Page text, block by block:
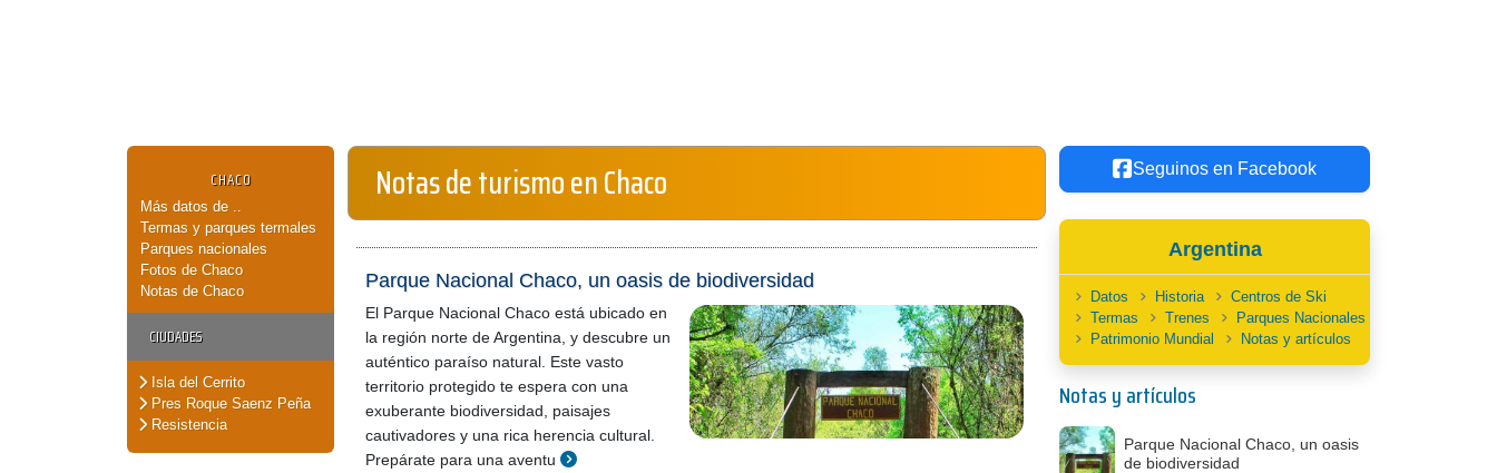
CHACO
Más datos de ..
Termas y parques termales
Parques nacionales
Fotos de Chaco
Notas de Chaco
CIUDADES
Isla del Cerrito
Pres Roque Saenz Peña
Resistencia
Notas de turismo en Chaco
Parque Nacional Chaco, un oasis de biodiversidad
El Parque Nacional Chaco está ubicado en
la región norte de Argentina, y descubre un
auténtico paraíso natural. Este vasto
territorio protegido te espera con una
exuberante biodiversidad, paisajes
cautivadores y una rica herencia cultural.
Prepárate para una aventu
Seguinos en Facebook
Argentina
Datos Historia
Centros de Ski
Termas
Trenes
Parques Nacionales
Patrimonio Mundial
Notas y artículos
Notas y artículos
Parque Nacional Chaco, un oasis
de biodiversidad